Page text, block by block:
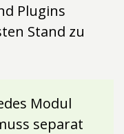
Plugins
Stand zu
Modul
separat